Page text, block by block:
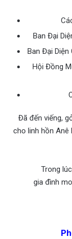
Ban Đại
Ban Đại Diện
Hội Đồng
Đã đến viếng,
cho linh hồn Anê
Trong
gia đình